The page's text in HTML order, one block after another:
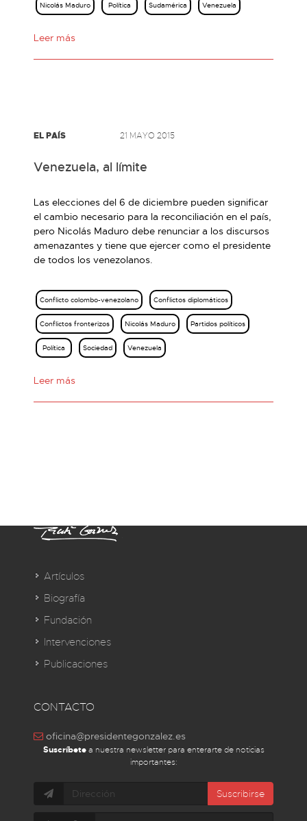
Nicolás Maduro Política Sudamérica Venezuela
Leer más
EL PAÍS 21 MAYO 2015
Venezuela, al límite
Las elecciones del 6 de diciembre pueden significar
el cambio necesario para la reconciliación en el país,
pero Nicolás Maduro debe renunciar a los discursos
amenazantes y tiene que ejercer como el presidente
de todos los venezolanos.
Conflicto colombo-venezolano Conflictos diplomáticos
Conflictos fronterizos Nicolás Maduro Partidos políticos
Política Sociedad Venezuela
Leer más
Artículos
Biografía
Fundación
Intervenciones
Publicaciones
CONTACTO
oficina@presidentegonzalez.es
Suscríbetea nuestra newsletter para enterarte de noticias
importantes:
Suscribirse